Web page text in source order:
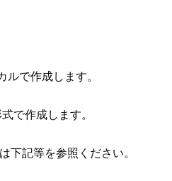
で作成します。
で作成します。
下記等を参照ください。